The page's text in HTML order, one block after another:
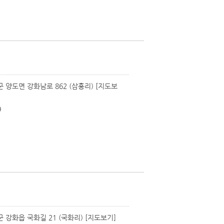
양도면 강화남로 862 (삼흥리) [지도보
강화읍 국화길 21 (국화리) [지도보기]